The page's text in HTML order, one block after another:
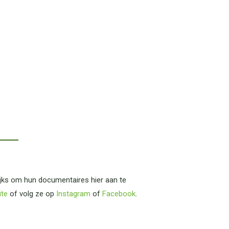
om hun documentaires hier aan te
of volg ze op Instagram of Facebook.